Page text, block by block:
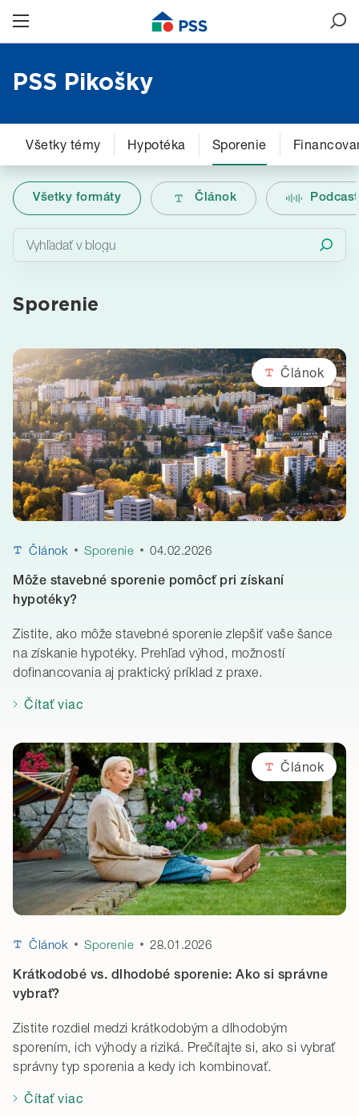
PSS Pikošky
Všetky témy Hypotéka Sporenie
Všetky formáty Článok Podcast
Sporenie
Článok
Článok Sporenie 04.02.2026
Môže stavebné sporenie pomôcť pri získaní
hypotéky?
Zistite, ako môže stavebné sporenie zlepšiť vaše šance
na získanie hypotéky. Prehľad výhod, možností
dofinancovania aj praktický príklad z praxe.
Čítať viac
Článok
Článok Sporenie 28.01.2026
Krátkodobé vs. dlhodobé sporenie: Ako si správne
vybrať?
Zistite rozdiel medzi krátkodobým a dlhodobým
sporením, ich výhody a riziká. Prečítajte si, ako si vybrať
správny typ sporenia a kedy ich kombinovať.
Čítať viac